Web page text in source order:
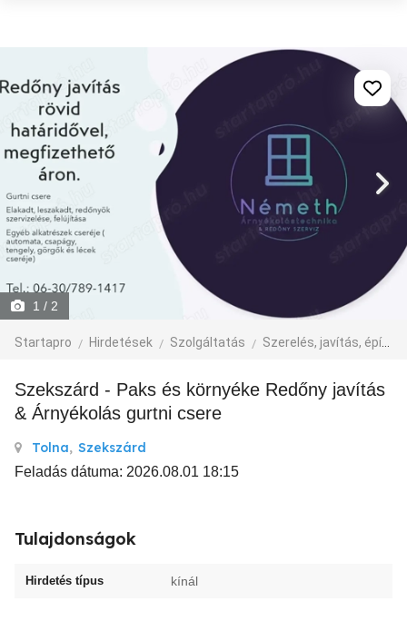
1 / 2
Startapro Hirdetések Szolgáltatás Szerelés, javítás, építkezés
Szekszárd - Paks és környéke Redőny javítás
& Árnyékolás gurtni csere
Tolna, Szekszárd
Feladás dátuma: 2026.08.01 18:15
Tulajdonságok
Hirdetés típus kínál